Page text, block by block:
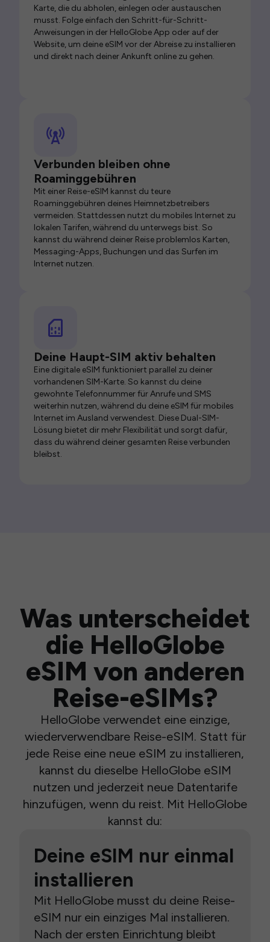
Karte, die du abholen, einlegen oder austauschen
musst. Folge einfach den Schritt-für-Schritt-
Anweisungen in der HelloGlobe App oder auf der
Website, um deine eSIM vor der Abreise zu installieren
und direkt nach deiner Ankunft online zu gehen.
Verbunden bleiben ohne
Roaminggebühren
Mit einer Reise-eSIM kannst du teure
Roaminggebühren deines Heimnetzbetreibers
vermeiden. Stattdessen nutzt du mobiles Internet zu
lokalen Tarifen, während du unterwegs bist. So
kannst du während deiner Reise problemlos Karten,
Messaging-Apps, Buchungen und das Surfen im
Internet nutzen.
Deine Haupt-SIM aktiv behalten
Eine digitale eSIM funktioniert parallel zu deiner
vorhandenen SIM-Karte. So kannst du deine
gewohnte Telefonnummer für Anrufe und SMS
weiterhin nutzen, während du deine eSIM für mobiles
Internet im Ausland verwendest. Diese Dual-SIM-
Lösung bietet dir mehr Flexibilität und sorgt dafür,
dass du während deiner gesamten Reise verbunden
bleibst.
Was unterscheidet
die HelloGlobe
eSIM von anderen
Reise-eSIMs?
HelloGlobe verwendet eine einzige,
wiederverwendbare Reise-eSIM. Statt für
jede Reise eine neue eSIM zu installieren,
kannst du dieselbe HelloGlobe eSIM
nutzen und jederzeit neue Datentarife
hinzufügen, wenn du reist. Mit HelloGlobe
kannst du:
Deine eSIM nur einmal
installieren
Mit HelloGlobe musst du deine Reise-
eSIM nur ein einziges Mal installieren.
Nach der ersten Einrichtung bleibt